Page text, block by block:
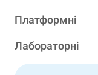
Платформні
Лабораторні